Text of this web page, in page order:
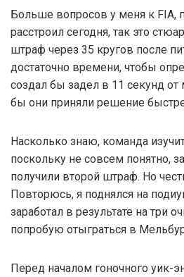
Больше вопросов у меня к FIA,
расстроил сегодня, так это
штраф через 35 кругов после
достаточно времени, чтобы
создал бы задел в 11 секунд
бы они приняли решение
Насколько знаю, команда
поскольку не совсем понятно,
получили второй штраф. Но
Повторюсь, я поднялся на
заработал в результате на три
попробую отыграться в
Перед началом гоночного уик-